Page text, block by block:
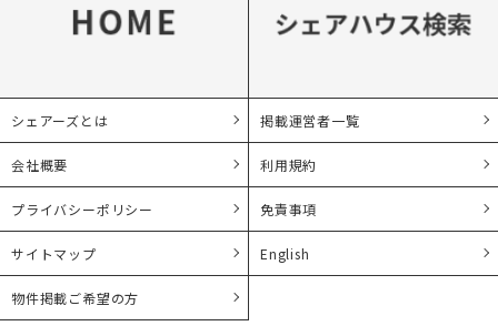
シェアーズとは 掲載運営者一覧
会社概要 利用規約
プライバシーポリシー 免責事項
サイトマップ English
物件掲載ご希望の方